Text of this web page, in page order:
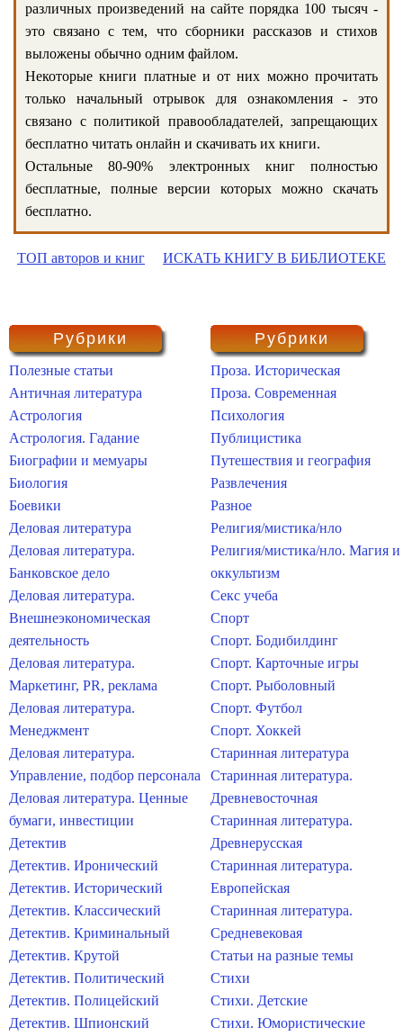
различных произведений на сайте порядка 100 тысяч -
это связано с тем, что сборники рассказов и стихов
выложены обычно одним файлом.
Некоторые книги платные и от них можно прочитать
только начальный отрывок для ознакомления - это
связано с политикой правообладателей, запрещающих
бесплатно читать онлайн и скачивать их книги.
Остальные 80-90% электронных книг полностью
бесплатные, полные версии которых можно скачать
бесплатно.
ТОП авторов и книг ИСКАТЬ КНИГУ В БИБЛИОТЕКЕ
Рубрики
Полезные статьи
Античная литература
Астрология
Астрология. Гадание
Биографии и мемуары
Биология
Боевики
Деловая литература
Деловая литература.
Банковское дело
Деловая литература.
Внешнеэкономическая
деятельность
Деловая литература.
Маркетинг, PR, реклама
Деловая литература.
Менеджмент
Деловая литература.
Управление, подбор персонала
Деловая литература. Ценные
бумаги, инвестиции
Детектив
Детектив. Иронический
Детектив. Исторический
Детектив. Классический
Детектив. Криминальный
Детектив. Крутой
Детектив. Политический
Детектив. Полицейский
Детектив. Шпионский
Рубрики
Проза. Историческая
Проза. Современная
Психология
Публицистика
Путешествия и география
Развлечения
Разное
Религия/мистика/нло
Религия/мистика/нло. Магия и
оккультизм
Секс учеба
Спорт
Спорт. Бодибилдинг
Спорт. Карточные игры
Спорт. Рыболовный
Спорт. Футбол
Спорт. Хоккей
Старинная литература
Старинная литература.
Древневосточная
Старинная литература.
Древнерусская
Старинная литература.
Европейская
Старинная литература.
Средневековая
Статьи на разные темы
Стихи
Стихи. Детские
Стихи. Юмористические